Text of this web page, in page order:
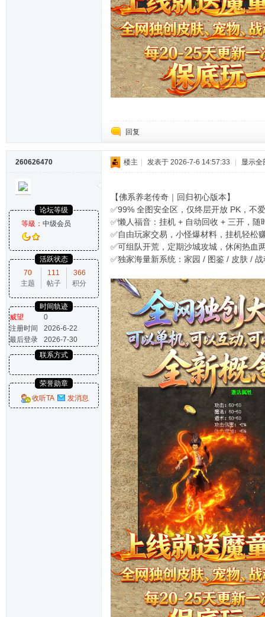
回复
260626470
论坛等级
等級： 中级会员
活跃状态
70
主题
111
帖子
366
积分
时间轨迹
威望
0
注册时间
2026-6-22
最后登录
2026-7-30
联系方式
荣誉勋章
收听TA
发消息
楼主 发表于 2026-7-6 14:57:33 显示全
【佛系养老传奇｜回归初心版本】
✅99% 全图安全区，仅终层开放 PK，不
✅懒人福音：挂机 + 自动回收 + 三开，随
✅自由玩家交易，小怪爆材料，挂机轻松
✅可组队开荒，定期沙城攻城，休闲热血
✅独家海量新系统：家园 / 图鉴 / 皮肤 /